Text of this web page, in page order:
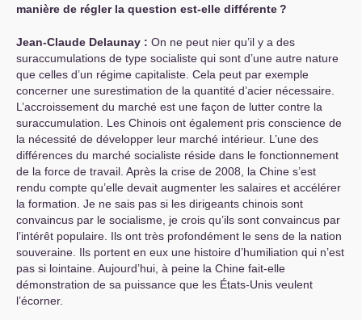
manière de régler la question est-elle différente?
Jean-Claude Delaunay : On ne peut nier qu’il y a des
suraccumulations de type socialiste qui sont d’une autre nature
que celles d’un régime capitaliste. Cela peut par exemple
concerner une surestimation de la quantité d’acier nécessaire.
L’accroissement du marché est une façon de lutter contre la
suraccumulation. Les Chinois ont également pris conscience de
la nécessité de développer leur marché intérieur. L’une des
différences du marché socialiste réside dans le fonctionnement
de la force de travail. Après la crise de 2008, la Chine s’est
rendu compte qu’elle devait augmenter les salaires et accélérer
la formation. Je ne sais pas si les dirigeants chinois sont
convaincus par le socialisme, je crois qu’ils sont convaincus par
l’intérêt populaire. Ils ont très profondément le sens de la nation
souveraine. Ils portent en eux une histoire d’humiliation qui n’est
pas si lointaine. Aujourd’hui, à peine la Chine fait-elle
démonstration de sa puissance que les États-Unis veulent
l’écorner.